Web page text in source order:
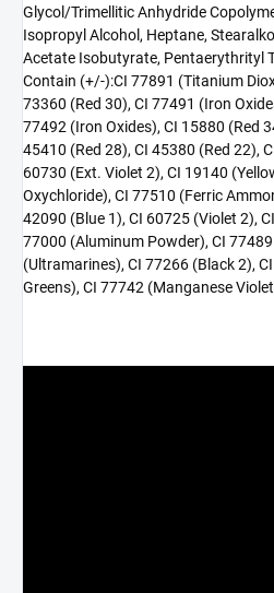
Glycol/Trimellitic Anhydride
Isopropyl Alcohol, Heptane,
Acetate Isobutyrate, Pentaerythrityl
Contain (+/-):CI 77891 (Titanium
73360 (Red 30), CI 77491 (Iron
77492 (Iron Oxides), CI 15880 (Red
45410 (Red 28), CI 45380 (Red 22),
60730 (Ext. Violet 2), CI 19140
Oxychloride), CI 77510 (Ferric
42090 (Blue 1), CI 60725 (Violet 2),
77000 (Aluminum Powder), CI
(Ultramarines), CI 77266 (Black 2),
Greens), CI 77742 (Manganese